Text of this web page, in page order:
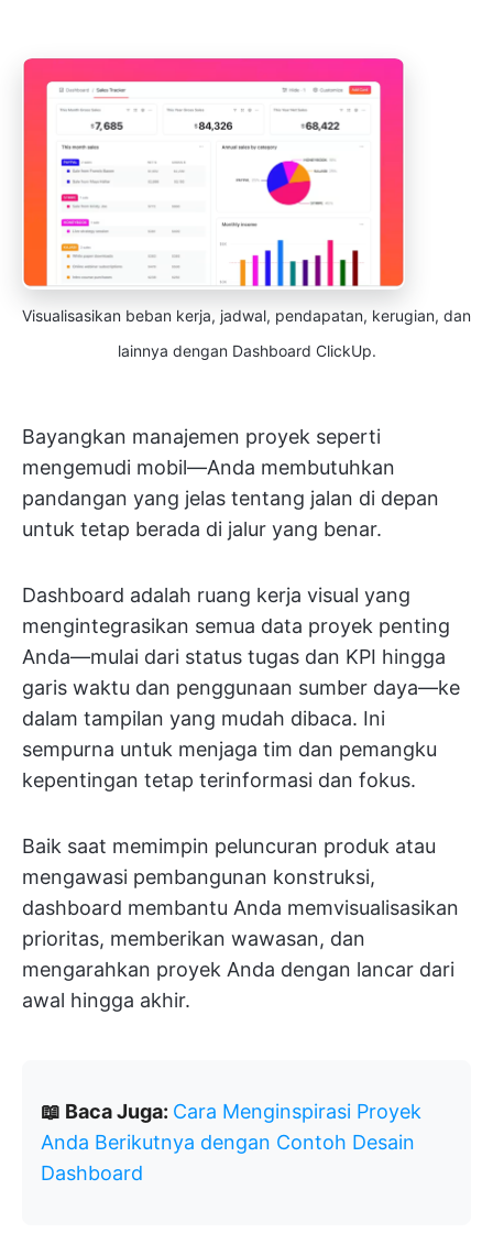
Visualisasikan beban kerja, jadwal, pendapatan, kerugian, dan
lainnya dengan Dashboard ClickUp.
Bayangkan manajemen proyek seperti
mengemudi mobil—Anda membutuhkan
pandangan yang jelas tentang jalan di depan
untuk tetap berada di jalur yang benar.
Dashboard adalah ruang kerja visual yang
mengintegrasikan semua data proyek penting
Anda—mulai dari status tugas dan KPI hingga
garis waktu dan penggunaan sumber daya—ke
dalam tampilan yang mudah dibaca. Ini
sempurna untuk menjaga tim dan pemangku
kepentingan tetap terinformasi dan fokus.
Baik saat memimpin peluncuran produk atau
mengawasi pembangunan konstruksi,
dashboard membantu Anda memvisualisasikan
prioritas, memberikan wawasan, dan
mengarahkan proyek Anda dengan lancar dari
awal hingga akhir.
📖 Baca Juga: Cara Menginspirasi Proyek
Anda Berikutnya dengan Contoh Desain
Dashboard